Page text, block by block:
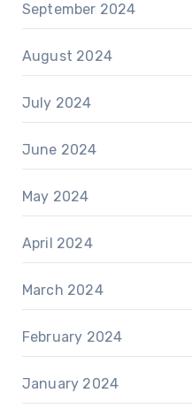
September 2024
August 2024
July 2024
June 2024
May 2024
April 2024
March 2024
February 2024
January 2024